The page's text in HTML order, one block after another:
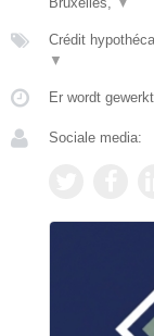
Crédit
▼
Er wordt
Sociale media: